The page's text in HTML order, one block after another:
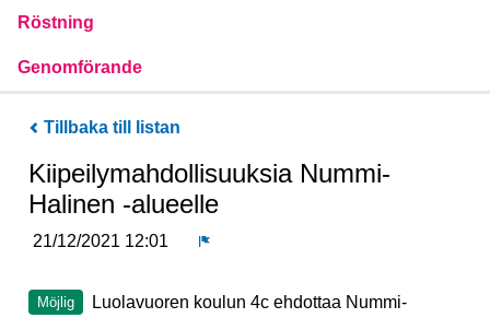
Röstning
Genomförande
Tillbaka till listan
Kiipeilymahdollisuuksia Nummi-
Halinen -alueelle
21/12/2021 12:01
Möjlig
Luolavuoren koulun 4c ehdottaa Nummi-